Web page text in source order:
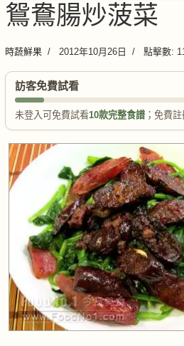
鴛鴦腸炒菠菜
時蔬鮮果 2012年10月26日 點擊數:
訪客免費試看
未登入可免費試看10款完整食譜 ；免費